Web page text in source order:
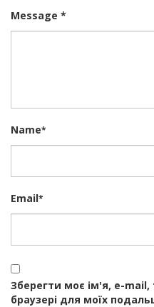
Message *
Name*
Email*
Зберегти моє ім'я, e-
браузері для моїх